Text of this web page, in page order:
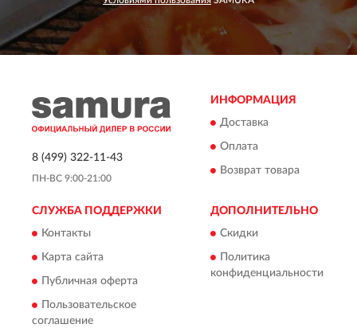
8 (499) 322-11-43
ПН-ВС 9:00-21:00
ИНФОРМАЦИЯ
Доставка
Оплата
Возврат товара
СЛУЖБА ПОДДЕРЖКИ
Контакты
Карта сайта
Публичная оферта
Пользовательское
соглашение
ДОПОЛНИТЕЛЬНО
Скидки
Политика
конфиденциальности